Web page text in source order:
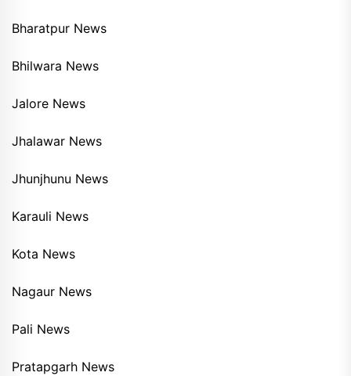
Bharatpur News
Bhilwara News
Jalore News
Jhalawar News
Jhunjhunu News
Karauli News
Kota News
Nagaur News
Pali News
Pratapgarh News